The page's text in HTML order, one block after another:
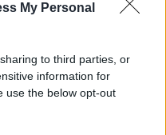
My Personal
to third parties, or
information for
use the below opt-out